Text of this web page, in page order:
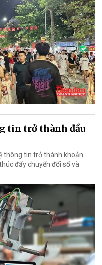
tin trở thành đầu
thông tin trở thành khoản
đẩy chuyển đổi số và